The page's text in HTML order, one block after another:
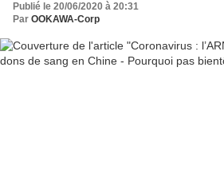
Publié le 20/06/2020 à 20:31
Par OOKAWA-Corp